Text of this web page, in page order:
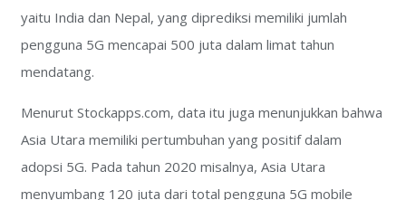
yaitu India dan Nepal, yang diprediksi memiliki jumlah
pengguna 5G mencapai 500 juta dalam limat tahun
mendatang.
Menurut Stockapps.com, data itu juga menunjukkan bahwa
Asia Utara memiliki pertumbuhan yang positif dalam
adopsi 5G. Pada tahun 2020 misalnya, Asia Utara
menyumbang 120 juta dari total pengguna 5G mobile